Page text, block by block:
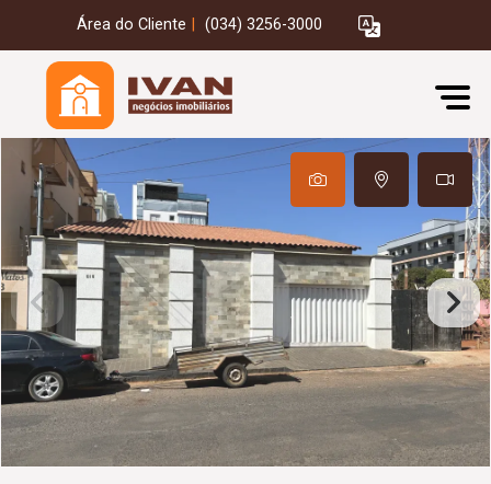
Área do Cliente (034) 3256-3000